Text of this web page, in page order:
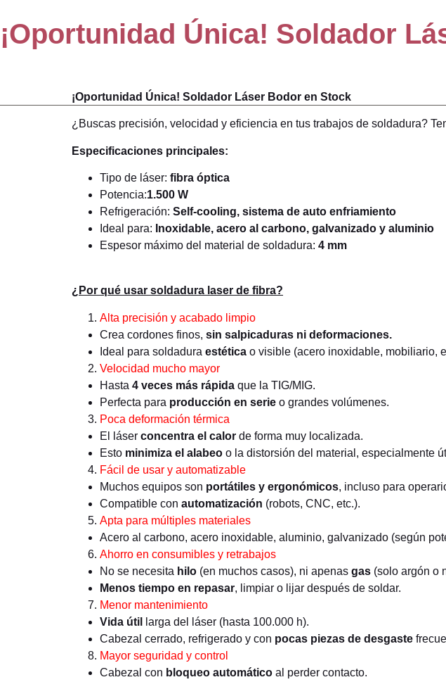
¡Oportunidad Única! Soldador
¡Oportunidad Única! Soldador Láser Bodor en Stock
¿Buscas precisión, velocidad y eficiencia en tus trabajos de soldadura?
Especificaciones principales:
Tipo de láser: fibra óptica
Potencia:1.500 W
Refrigeración: Self-cooling, sistema de auto enfriamiento
Ideal para: Inoxidable, acero al carbono, galvanizado y aluminio
Espesor máximo del material de soldadura: 4 mm
¿Por qué usar soldadura laser de fibra?
Alta precisión y acabado limpio
Crea cordones finos, sin salpicaduras ni deformaciones.
Ideal para soldadura estética o visible (acero inoxidable, mobiliario,
Velocidad mucho mayor
Hasta 4 veces más rápida que la TIG/MIG.
Perfecta para producción en serie o grandes volúmenes.
Poca deformación térmica
El láser concentra el calor de forma muy localizada.
Esto minimiza el alabeo o la distorsión del material, especialmente
Fácil de usar y automatizable
Muchos equipos son portátiles y ergonómicos, incluso para
Compatible con automatización (robots, CNC, etc.).
Apta para múltiples materiales
Acero al carbono, acero inoxidable, aluminio, galvanizado (según
Ahorro en consumibles y retrabajos
No se necesita hilo (en muchos casos), ni apenas gas (solo argón o
Menos tiempo en repasar, limpiar o lijar después de soldar.
Menor mantenimiento
Vida útil
larga del láser (hasta 100.000 h).
Cabezal cerrado, refrigerado y con pocas piezas de desgaste
Mayor seguridad y control
Cabezal con bloqueo automático al perder contacto.